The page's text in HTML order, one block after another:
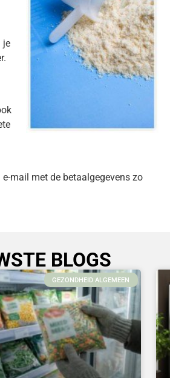
je
mail met de betaalgegevens zo
BLOGS
GEZONDHEID ALGEMEEN